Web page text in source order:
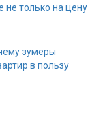
только на цену
зумеры
в пользу